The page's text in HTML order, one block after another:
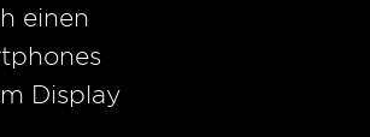
einen
Display